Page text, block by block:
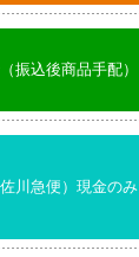
振込後商品手配）
川急便）現金のみ